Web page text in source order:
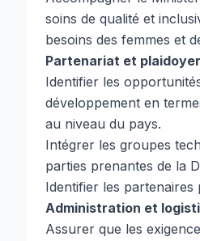
soins de qualité et
besoins des femmes et
Partenariat et
Identifier les
développement en
au niveau du pays.
Intégrer les groupes
parties prenantes de la
Identifier les partenaires
Administration et
Assurer que les